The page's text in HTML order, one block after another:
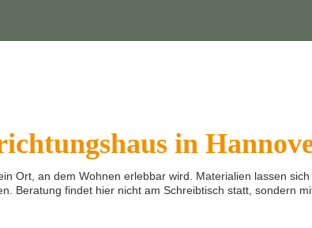
in
Ort, an dem Wohnen erlebbar wird. Materialien lassen
Beratung findet hier nicht am Schreibtisch statt, sondern